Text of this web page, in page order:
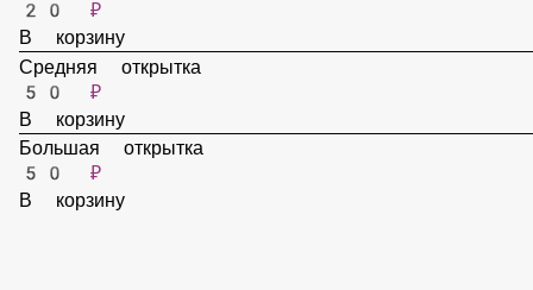
Маленькая открытка
20 ₽
В корзину
Средняя открытка
50 ₽
В корзину
Большая открытка